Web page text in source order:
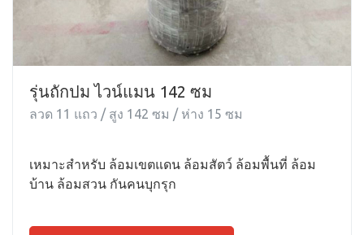
รุ่นถักปม ไวน์แมน 142 ซม
ลวด 11 แถว / สูง 142 ซม / ห่าง 15 ซม
เหมาะสำหรับ ล้อมเขตแดน ล้อมสัตว์ ล้อมพื้นที่ ล้อม
บ้าน ล้อมสวน กันคนบุกรุก